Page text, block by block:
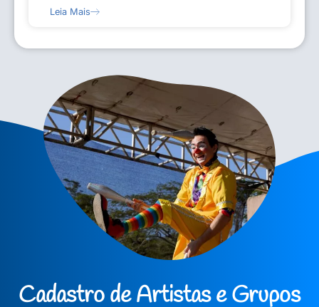
Leia Mais
Cadastro de Artistas e Grupos